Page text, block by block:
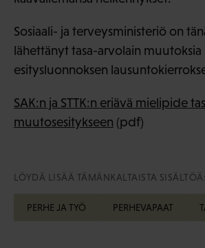
Sosiaali- ja terveysministeriö on
lähettänyt tasa-arvolain muutoksia
esitysluonnoksen
SAK:n ja STTK:n eriävä mielipide
muutosesitykseen (pdf)
LÖYDÄ LISÄÄ TÄMÄNKALTAISTA SISÄLTÖÄ:
PERHE JA TYÖ PERHEVAPAAT